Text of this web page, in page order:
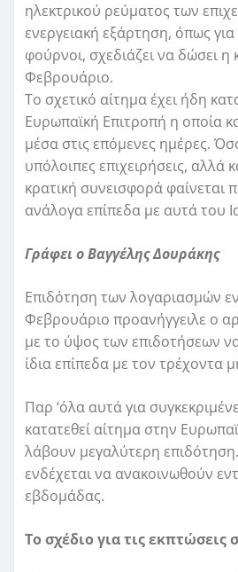
ηλεκτρικού ρεύματος των
ενεργειακή εξάρτηση, όπως
φούρνοι, σχεδιάζει να δώσει
Φεβρουάριο.
Το σχετικό αίτημα έχει ήδη
Ευρωπαϊκή Επιτροπή η οποία
μέσα στις επόμενες ημέρες.
υπόλοιπες επιχειρήσεις, αλλά
κρατική συνεισφορά φαίνεται
ανάλογα επίπεδα με αυτά του
Γράφει ο Βαγγέλης Δουράκης
Επιδότηση των λογαριασμών
Φεβρουάριο προανήγγειλε ο
με το ύψος των επιδοτήσεων
ίδια επίπεδα με τον τρέχοντα
Παρ ‘όλα αυτά για
κατατεθεί αίτημα στην
λάβουν μεγαλύτερη
ενδέχεται να ανακοινωθούν
εβδομάδας.
Το σχέδιο για τις εκπτώσεις